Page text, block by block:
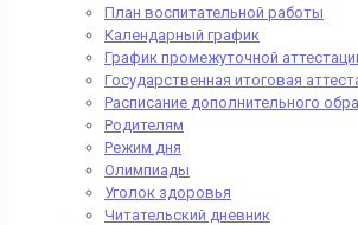
План воспитательной работы
Календарный график
График промежуточной
Государственная итоговая
Расписание дополнительного
Родителям
Режим дня
Олимпиады
Уголок здоровья
Читательский дневник